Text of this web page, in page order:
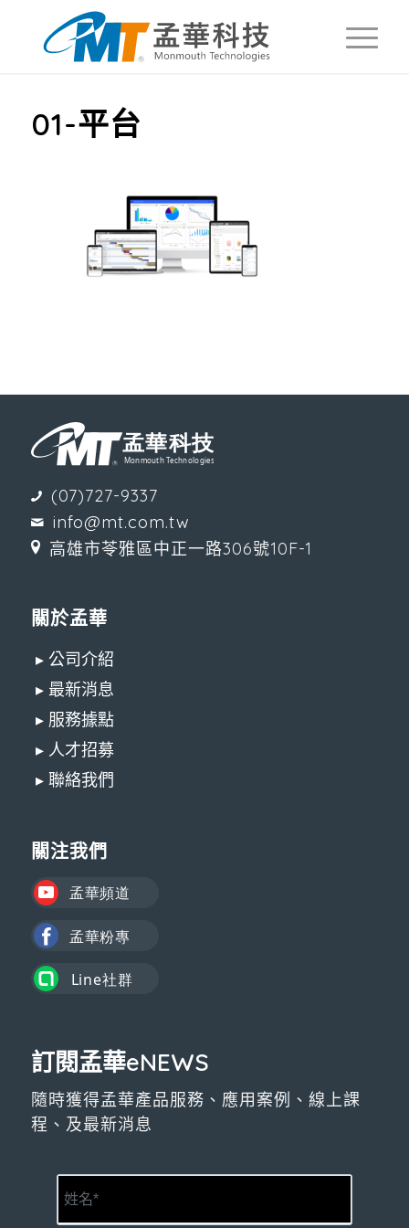
01-平台
(07)727-9337
info@mt.com.tw
高雄市苓雅區中正一路306號10F-1
關於孟華
▸ 公司介紹
▸ 最新消息
▸ 服務據點
▸ 人才招募
▸ 聯絡我們
關注我們
訂閱孟華eNEWS
隨時獲得孟華產品服務、應用案例、線上課
程、及最新消息